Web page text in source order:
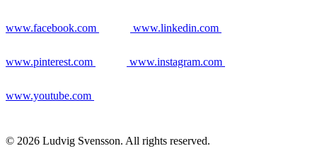
www.facebook.com www.linkedin.com
www.pinterest.com www.instagram.com
www.youtube.com
© 2026 Ludvig Svensson. All rights reserved.